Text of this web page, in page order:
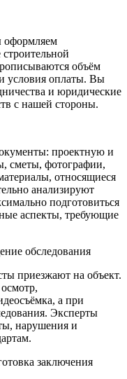
оформляем
объём
условия оплаты. Вы
и юридические
с нашей стороны.
проектную и
сметы, фотографии,
относящиеся
анализируют
подготовиться
аспекты, требующие
обследования
приезжают на объект.
а при
Эксперты
нарушения и
заключения